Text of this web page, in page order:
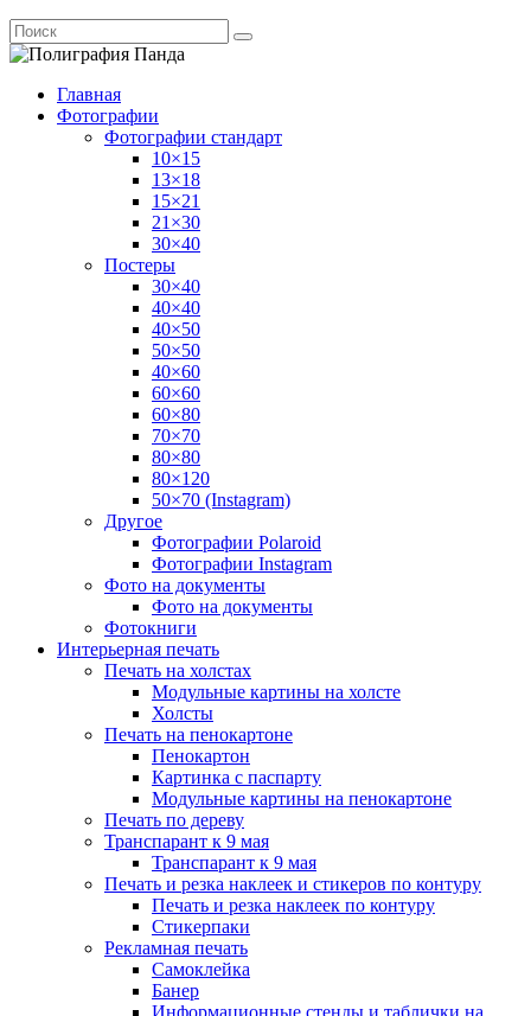
Главная
Фотографии
Фотографии стандарт
10×15
13×18
15×21
21×30
30×40
Постеры
30×40
40×40
40×50
50×50
40×60
60×60
60×80
70×70
80×80
80×120
50×70 (Instagram)
Другое
Фотографии Polaroid
Фотографии Instagram
Фото на документы
Фото на документы
Фотокниги
Интерьерная печать
Печать на холстах
Модульные картины на холсте
Холсты
Печать на пенокартоне
Пенокартон
Картинка с паспарту
Модульные картины на пенокартоне
Печать по дереву
Транспарант к 9 мая
Транспарант к 9 мая
Печать и резка наклеек и стикеров по контуру
Печать и резка наклеек по контуру
Стикерпаки
Рекламная печать
Самоклейка
Банер
Информационные стенды и таблички на